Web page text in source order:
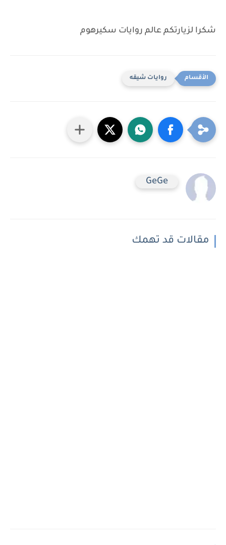
شكرا لزيارتكم عالم روايات سكيرهوم
روايات شيقه
GeGe
مقالات قد تهمك